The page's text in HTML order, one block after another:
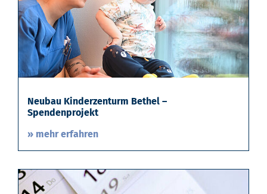
Neubau Kinderzenturm Bethel –
Spendenprojekt
» mehr erfahren